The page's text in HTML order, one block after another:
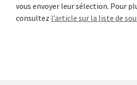
vous envoyer leur sélection. Pour
consultez l’article sur la liste de